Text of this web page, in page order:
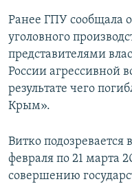
Ранее ГПУ сообщала
уголовного
представителями
России агрессивной
результате чего
Крым».
Витко подозревается
февраля по 21 марта
совершению